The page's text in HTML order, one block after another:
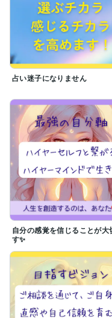
占い迷子になりません
自分の感覚を信じることが大
す✨